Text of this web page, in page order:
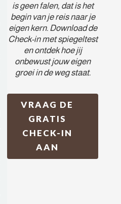
is geen falen, dat is het
begin van je reis naar je
eigen kern. Download de
Check-in met spiegeltest
en ontdek hoe jij
onbewust jouw eigen
groei in de weg staat.
VRAAG DE
GRATIS
CHECK-IN
AAN